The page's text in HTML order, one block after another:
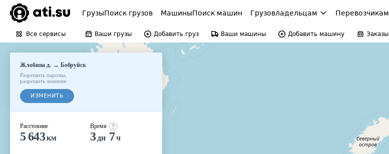
ГрузыПоиск грузов МашиныПоиск машин Грузовладельцам Перевозчикам
Все сервисы Ваши грузы Добавить груз Ваши машины Добавить машину Заказы
Жлобина д. → Бобруйск
Разрешить паромы
разрешить зимники
ИЗМЕНИТЬ
Расстояние
5 643км
Время
3 дн 7ч